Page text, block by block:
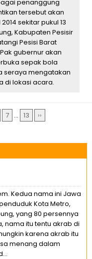
penanggung
tersebut akan
sekitar pukul 13
Kabupaten Pesisir
Pesisi Barat
gubernur akan
sepak bola
seraya mengatakan
di lokasi acara.
7 ... 13 ››
Kedua nama ini Jawa
Kota Metro,
yang 80 persennya
nama itu tentu akrab di
karena akrab itu
menang dalam